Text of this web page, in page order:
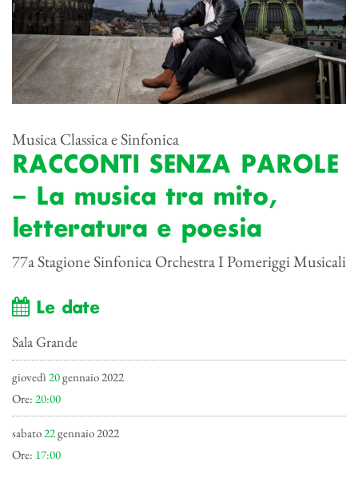
Musica Classica e Sinfonica
RACCONTI SENZA PAROLE
– La musica tra mito,
letteratura e poesia
77a Stagione Sinfonica Orchestra I Pomeriggi Musicali
Le date
Sala Grande
giovedì 20gennaio 2022
Ore: 20:00
sabato22gennaio 2022
Ore: 17:00